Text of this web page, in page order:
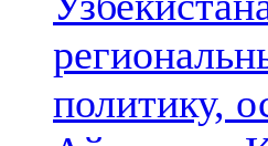
политику,